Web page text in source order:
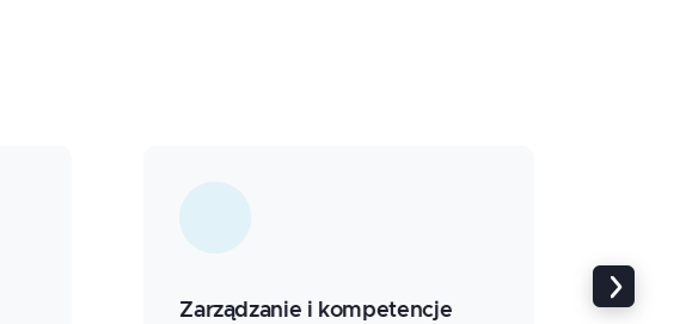
Zarządzanie i kompetencje